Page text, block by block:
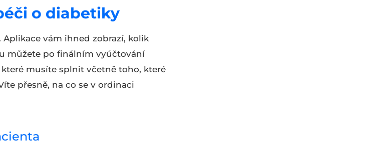
o diabetiky
vám ihned zobrazí, kolik
můžete po finálním vyúčtování
musíte splnit včetně toho, které
přesně, na co se v ordinaci